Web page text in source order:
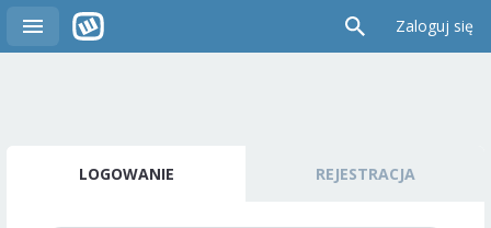
Zaloguj się
LOGOWANIE REJESTRACJA